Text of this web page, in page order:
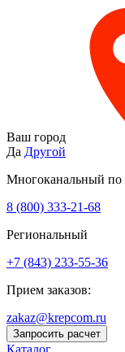
Ваш город
Да Другой
Многоканальный
8 (800) 333‑21-68
Региональный
+7 (843) 233-55-36
Прием заказов:
zakaz@krepcom.ru
Запросить расчет
Каталог